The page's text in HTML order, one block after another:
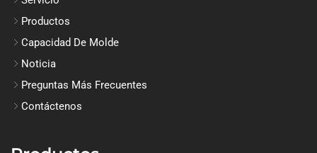
Productos
Capacidad De Molde
Noticia
Preguntas Más Frecuentes
Contáctenos